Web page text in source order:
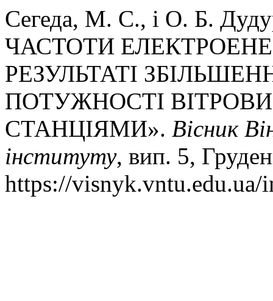
Сегеда, М. С., і О. Б.
ЧАСТОТИ
РЕЗУЛЬТАТІ
ПОТУЖНОСТІ
СТАНЦІЯМИ». Вісник
інституту, вип. 5,
https://